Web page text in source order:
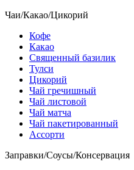
Чаи/Какао/Цикорий
Кофе
Какао
Священный базилик
Тулси
Цикорий
Чай гречишный
Чай листовой
Чай матча
Чай пакетированный
Ассорти
Заправки/Соусы/Консервация